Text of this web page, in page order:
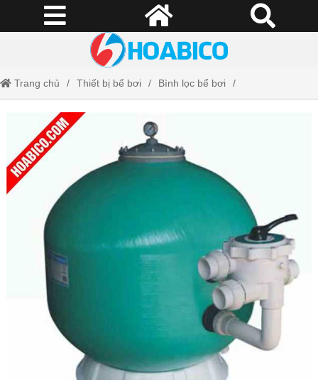
Trang chủ Thiết bị bể bơi Bình lọc bể bơi
Bình lọc Minder van cạnh kết nối 1.5